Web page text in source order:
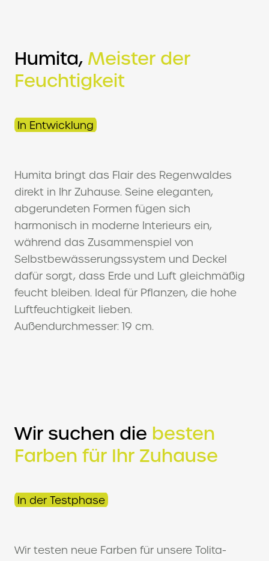
Humita, Meister der
Feuchtigkeit
In Entwicklung
Humita bringt das Flair des Regenwaldes
direkt in Ihr Zuhause. Seine eleganten,
abgerundeten Formen fügen sich
harmonisch in moderne Interieurs ein,
während das Zusammenspiel von
Selbstbewässerungssystem und Deckel
dafür sorgt, dass Erde und Luft gleichmäßig
feucht bleiben. Ideal für Pflanzen, die hohe
Luftfeuchtigkeit lieben.
Außendurchmesser: 19 cm.
Wir suchen die besten
Farben für Ihr Zuhause
In der Testphase
Wir testen neue Farben für unsere Tolita-